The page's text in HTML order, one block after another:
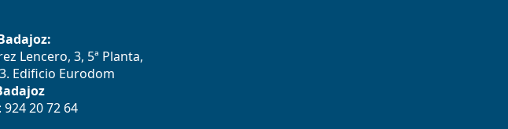
Lencero, 3, 5ª Planta,
Edificio Eurodom
20 72 64